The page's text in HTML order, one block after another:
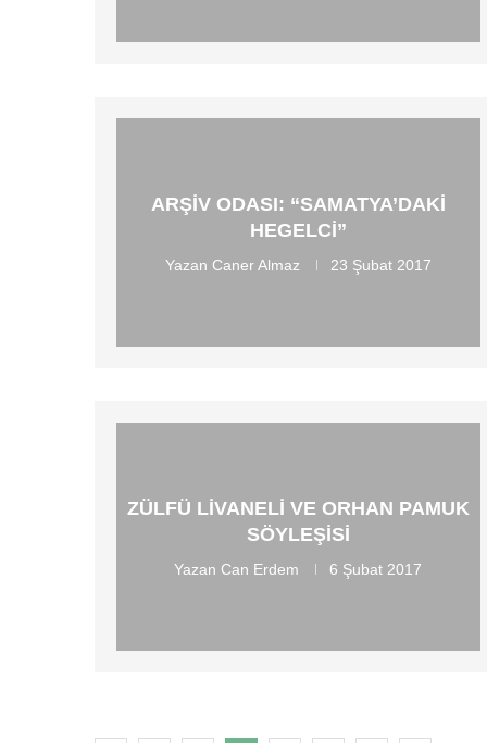
ARŞIV ODASI: “SAMATYA’DAKI
HEGELCI”
Yazan Caner Almaz 23 Şubat 2017
ZÜLFÜ LIVANELI VE ORHAN PAMUK
SÖYLEŞISI
Yazan Can Erdem 6 Şubat 2017